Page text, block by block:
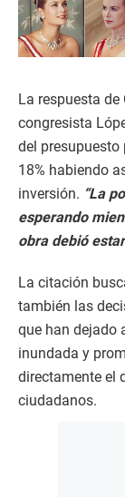
La respuesta de
congresista
del presupuesto
18% habiendo
inversión. “La
esperando
obra debió
La citación
también las
que han dejado
inundada y
directamente el
ciudadanos.